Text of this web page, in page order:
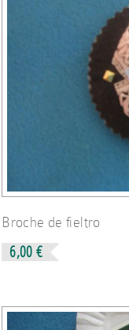
Broche de fieltro
6,00 €